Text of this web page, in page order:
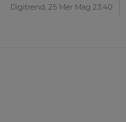
Digitrend, 25 Mer Mag 23:40